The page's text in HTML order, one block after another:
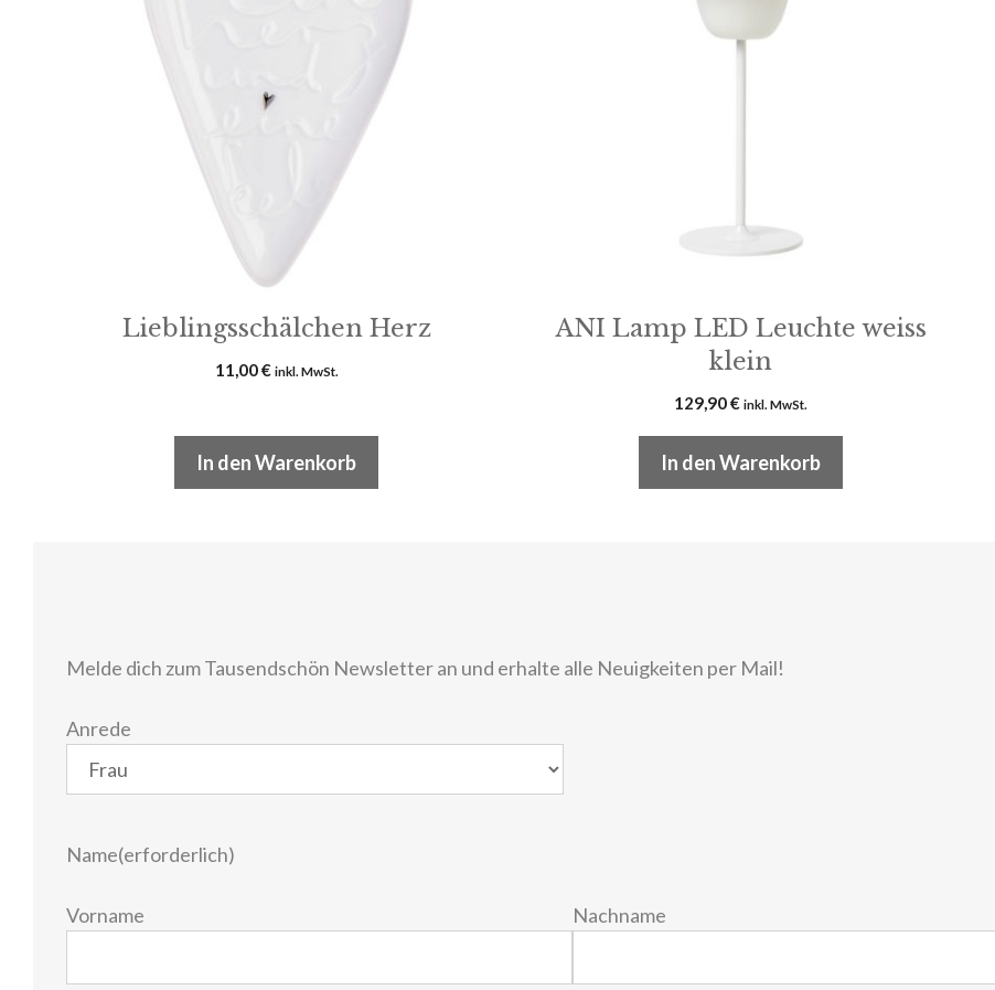
Lieblingsschälchen Herz
11,00€ inkl. MwSt.
In den Warenkorb
ANI Lamp LED Leuchte weiss
klein
129,90€ inkl. MwSt.
In den Warenkorb
Melde dich zum Tausendschön Newsletter an und erhalte alle Neuigkeiten per Mail!
Anrede
Name(erforderlich)
Vorname Nachname